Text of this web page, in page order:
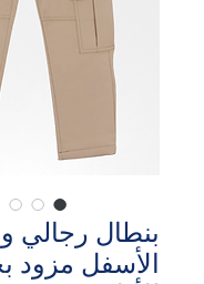
بنطال رجالي
الأسفل مزود